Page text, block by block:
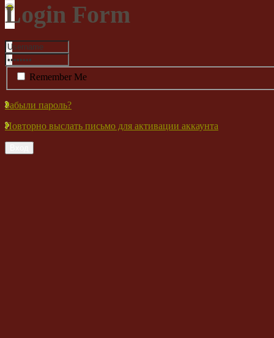
Login Form
Remember Me
Забыли пароль?
Повторно выслать письмо для активации аккаунта